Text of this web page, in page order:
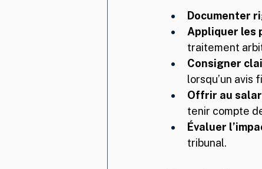
Documenter
Appliquer les
traitement
Consigner
lorsqu’un avis
Offrir au
tenir compte
Évaluer
tribunal.